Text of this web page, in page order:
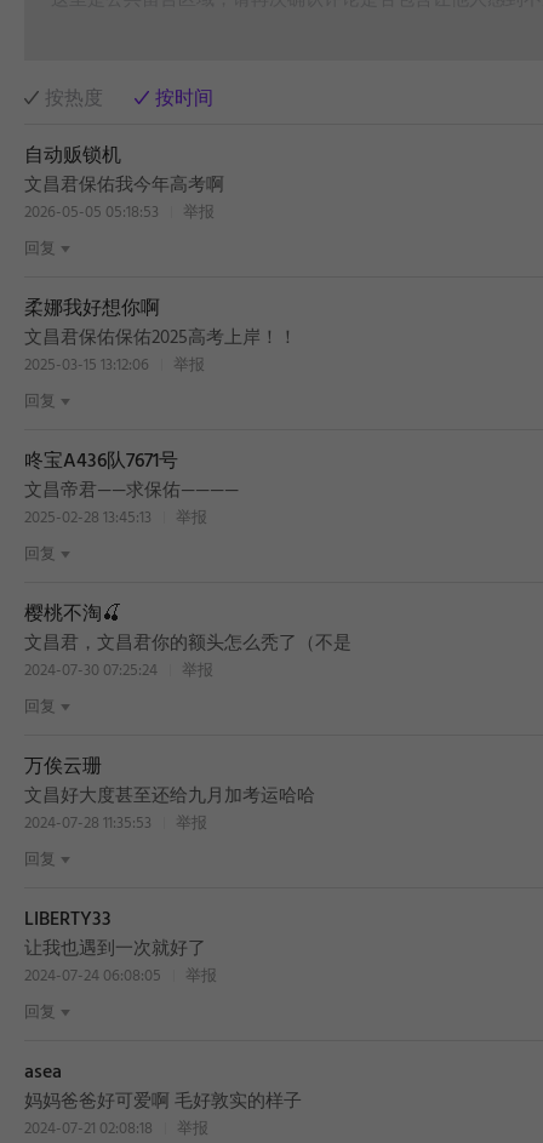
按热度
按时间
自动贩锁机
文昌君保佑我今年高考啊
2026-05-05 05:18:53
举报
回复
柔娜我好想你啊
文昌君保佑保佑2025高考上岸！！
2025-03-15 13:12:06
举报
回复
咚宝A436队7671号
文昌帝君——求保佑————
2025-02-28 13:45:13
举报
回复
樱桃不淘🍒
文昌君，文昌君你的额头怎么秃了（不是
2024-07-30 07:25:24
举报
回复
万俟云珊
文昌好大度甚至还给九月加考运哈哈
2024-07-28 11:35:53
举报
回复
LIBERTY33
让我也遇到一次就好了
2024-07-24 06:08:05
举报
回复
asea
妈妈爸爸好可爱啊 毛好敦实的样子
2024-07-21 02:08:18
举报